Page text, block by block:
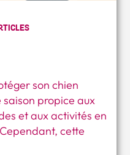
son chien
saison propice aux
et aux activités en
cette